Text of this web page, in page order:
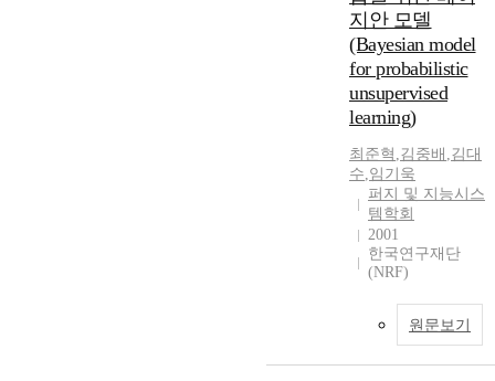
지안 모델
(Bayesian model
for probabilistic
unsupervised
learning)
최준혁 ,김중배 ,김대
수,임기욱
퍼지 및 지능시스
템학회
2001
한국연구재단
(NRF)
원문보기